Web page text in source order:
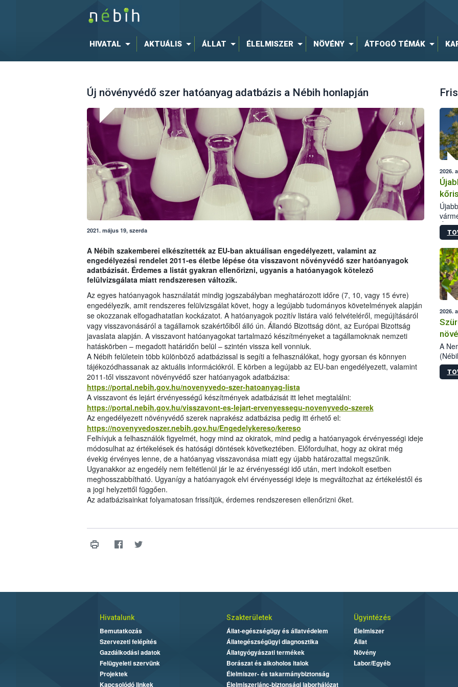
HIVATAL AKTUÁLIS ÁLLAT ÉLELMISZER NÖVÉNY ÁTFOGÓ TÉMÁK
Új növényvédő szer hatóanyag adatbázis a Nébih honlapján
2021. május 19, szerda
A Nébih szakemberei elkészítették az EU-ban aktuálisan engedélyezett, valamint az
engedélyezési rendelet 2011-es életbe lépése óta visszavont növényvédő szer hatóanyagok
adatbázisát. Érdemes a listát gyakran ellenőrizni, ugyanis a hatóanyagok kötelező
felülvizsgálata miatt rendszeresen változik.
Az egyes hatóanyagok használatát mindig jogszabályban meghatározott időre (7, 10, vagy 15 évre)
engedélyezik, amit rendszeres felülvizsgálat követ, hogy a legújabb tudományos követelmények alapján
se okozzanak elfogadhatatlan kockázatot. A hatóanyagok pozitív listára való felvételéről, megújításáról
vagy visszavonásáról a tagállamok szakértőiből álló ún. Állandó Bizottság dönt, az Európai Bizottság
javaslata alapján. A visszavont hatóanyagokat tartalmazó készítményeket a tagállamoknak nemzeti
hatáskörben – megadott határidőn belül – szintén vissza kell vonniuk.
A Nébih felületein több különböző adatbázissal is segíti a felhasználókat, hogy gyorsan és könnyen
tájékozódhassanak az aktuális információkról. E körben a legújabb az EU-ban engedélyezett, valamint
2011-től visszavont növényvédő szer hatóanyagok adatbázisa:
https://portal.nebih.gov.hu/novenyvedo-szer-hatoanyag-lista
A visszavont és lejárt érvényességű készítmények adatbázisát itt lehet megtalálni:
https://portal.nebih.gov.hu/visszavont-es-lejart-ervenyessegu-novenyvedo-szerek
Az engedélyezett növényvédő szerek naprakész adatbázisa pedig itt érhető el:
https://novenyvedoszer.nebih.gov.hu/Engedelykereso/kereso
Felhívjuk a felhasználók figyelmét, hogy mind az okiratok, mind pedig a hatóanyagok érvényességi ideje
módosulhat az értékelések és hatósági döntések következtében. Előfordulhat, hogy az okirat még
évekig érvényes lenne, de a hatóanyag visszavonása miatt egy újabb határozattal megszűnik.
Ugyanakkor az engedély nem feltétlenül jár le az érvényességi idő után, mert indokolt esetben
meghosszabbítható. Ugyanígy a hatóanyagok elvi érvényességi ideje is megváltozhat az értékeléstől és
a jogi helyzettől függően.
Az adatbázisainkat folyamatosan frissítjük, érdemes rendszeresen ellenőrizni őket.
2026.
2026.
A
Hivatalunk
Bemutatkozás
Szervezeti felépítés
Gazdálkodási adatok
Felügyeleti szervünk
Projektek
Kapcsolódó linkek
Szakterületek
Állat-egészségügy és állatvédelem
Állategészségügyi diagnosztika
Állatgyógyászati termékek
Borászat és alkoholos italok
Élelmiszer- és takarmánybiztonság
Élelmiszerlánc-biztonsági laborhálózat
Ügyintézés
Élelmiszer
Állat
Növény
Labor/Egyéb